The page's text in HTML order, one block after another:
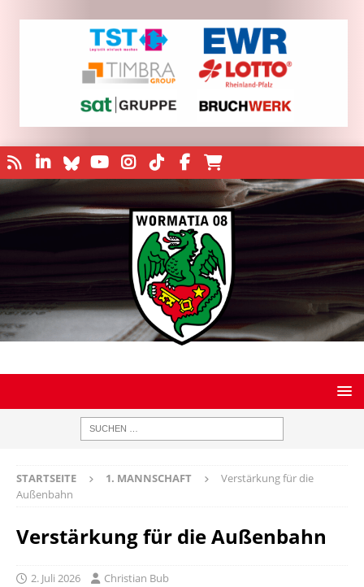
STARTSEITE 1. MANNSCHAFT
Verstärkung für die
Außenbahn
Verstärkung für die Außenbahn
2. Juli 2026 Christian Bub